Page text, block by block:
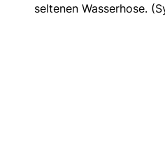
seltenen Wasserhose.